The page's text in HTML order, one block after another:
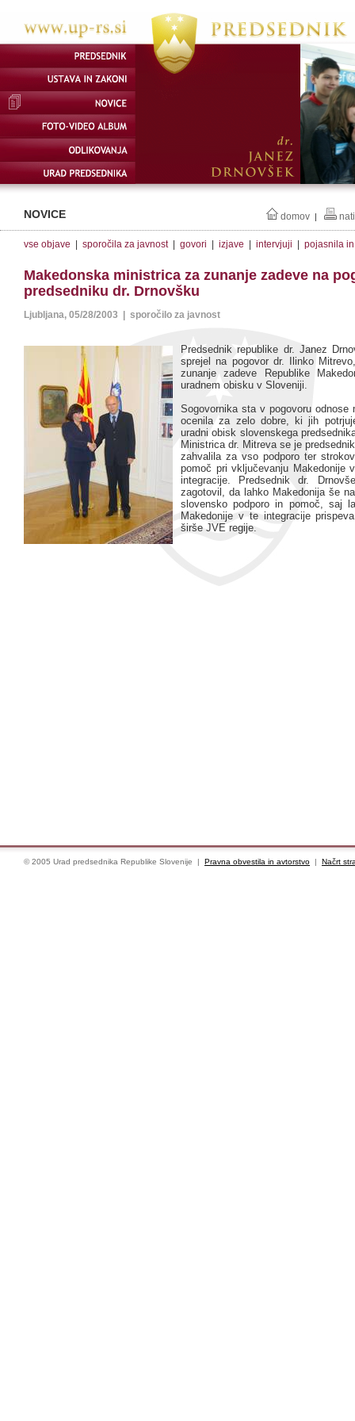
NOVICE domov |
vse objave sporočila za javnost| govori izjave intervjuji pojasnila
Makedonska ministrica za zunanje zadeve na
predsedniku dr. Drnovšku
Ljubljana, 05/28/2003 | sporočilo za javnost
Predsednik republike dr. Janez
sprejel na pogovor dr. Ilinko
zunanje zadeve Republike
uradnem obisku v Sloveniji.
Sogovornika sta v pogovoru odnose
ocenila za zelo dobre, ki jih
uradni obisk slovenskega
Ministrica dr. Mitreva se je
zahvalila za vso podporo ter
pomoč pri vključevanju Makedonije
integracije. Predsednik dr.
zagotovil, da lahko Makedonija še
slovensko podporo in pomoč, saj
Makedonije v te integracije
širše JVE regije.
© 2005 Urad predsednika Republike Slovenije | Pravna obvestila in avtorstvo | Načrt